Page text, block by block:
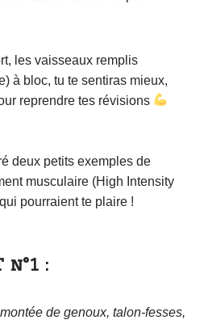
les vaisseaux remplis
à bloc, tu te sentiras mieux,
reprendre tes révisions
deux petits exemples de
musculaire (High Intensity
pourraient te plaire !
n°1 :
de genoux, talon-fesses,